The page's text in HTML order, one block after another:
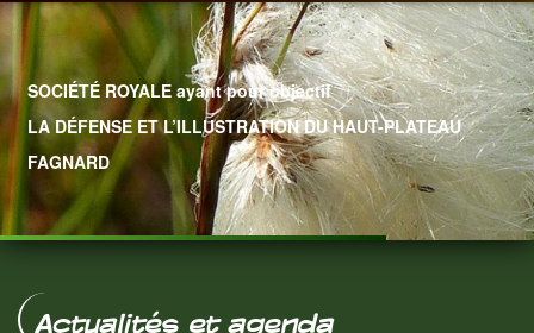
SOCIÉTÉ ROYALE ayant pour objectif
LA DÉFENSE ET L’ILLUSTRATION DU HAUT-PLATEAU
FAGNARD
Actualités et agenda